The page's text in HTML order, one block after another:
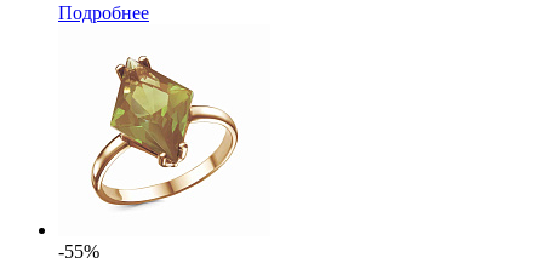
Подробнее
-55%